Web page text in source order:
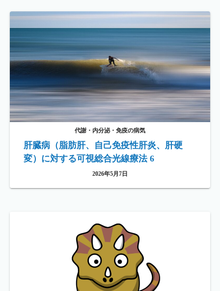
代謝・内分泌・免疫の病気
肝臓病（脂肪肝、自己免疫性肝炎、肝硬
変）に対する可視総合光線療法 6
2026年5月7日